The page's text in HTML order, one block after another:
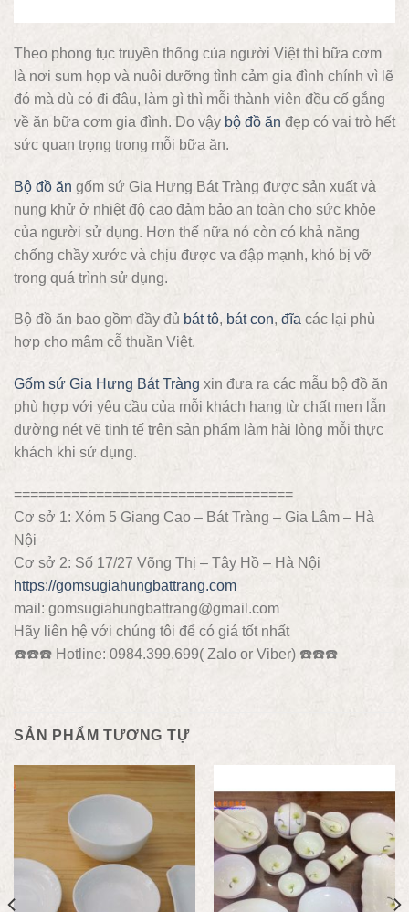
Theo phong tục truyền thống của người Việt thì bữa cơm
là nơi sum họp và nuôi dưỡng tình cảm gia đình chính vì lẽ
đó mà dù có đi đâu, làm gì thì mỗi thành viên đều cố gắng
về ăn bữa cơm gia đình. Do vậy bộ đồ ăn đẹp có vai trò hết
sức quan trọng trong mỗi bữa ăn.
Bộ đồ ăn gốm sứ Gia Hưng Bát Tràng được sản xuất và
nung khử ở nhiệt độ cao đảm bảo an toàn cho sức khỏe
của người sử dụng. Hơn thế nữa nó còn có khả năng
chống chầy xước và chịu được va đập mạnh, khó bị vỡ
trong quá trình sử dụng.
Bộ đồ ăn bao gồm đầy đủ bát tô, bát con, đĩa các lại phù
hợp cho mâm cỗ thuần Việt.
Gốm sứ Gia Hưng Bát Tràng xin đưa ra các mẫu bộ đồ ăn
phù hợp với yêu cầu của mỗi khách hang từ chất men lẫn
đường nét vẽ tinh tế trên sản phẩm làm hài lòng mỗi thực
khách khi sử dụng.
==================================
Cơ sở 1: Xóm 5 Giang Cao – Bát Tràng – Gia Lâm – Hà
Nội
Cơ sở 2: Số 17/27 Võng Thị – Tây Hồ – Hà Nội
https://gomsugiahungbattrang.com
mail: gomsugiahungbattrang@gmail.com
Hãy liên hệ với chúng tôi để có giá tốt nhất
☎️☎️☎️ Hotline: 0984.399.699( Zalo or Viber) ☎️☎️☎️
SẢN PHẨM TƯƠNG TỰ